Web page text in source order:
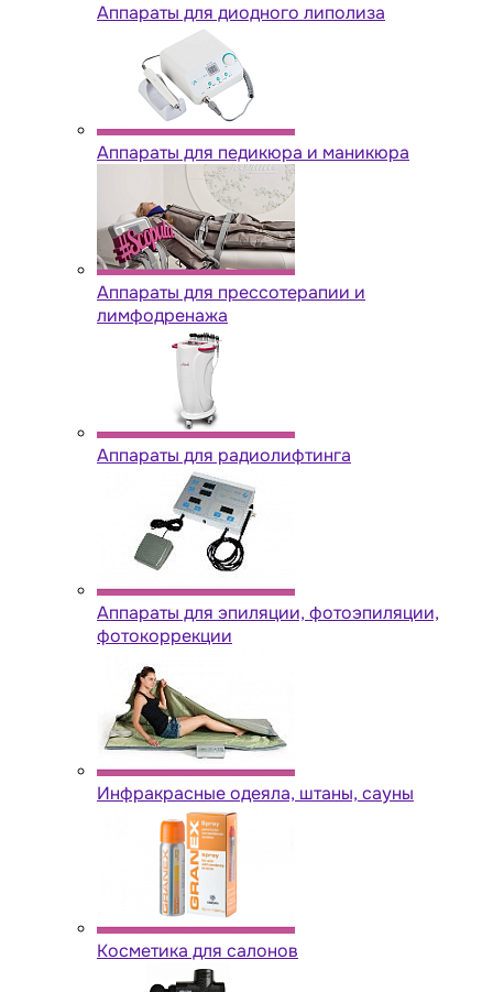
Аппараты для диодного липолиза
Аппараты для педикюра и маникюра
Аппараты для прессотерапии и
лимфодренажа
Аппараты для радиолифтинга
Аппараты для эпиляции, фотоэпиляции,
фотокоррекции
Инфракрасные одеяла, штаны, сауны
Косметика для салонов